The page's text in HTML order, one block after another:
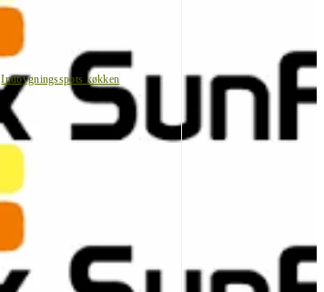
Indbygningsspots køkken